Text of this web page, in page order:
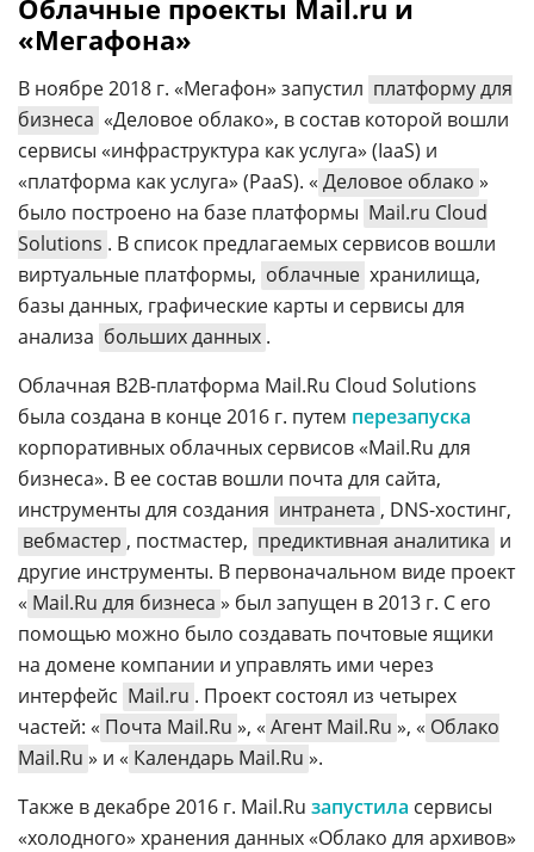
Облачные проекты Mail.ru и
«Мегафона»
В ноябре 2018 г. «Мегафон» запустил платформу для
бизнеса «Деловое облако», в состав которой вошли
сервисы «инфраструктура как услуга» (IaaS) и
«платформа как услуга» (PaaS). « Деловое облако »
было построено на базе платформы Mail.ru Cloud
Solutions . В список предлагаемых сервисов вошли
виртуальные платформы, облачные хранилища,
базы данных, графические карты и сервисы для
анализа больших данных .
Облачная B2B-платформа Mail.Ru Cloud Solutions
была создана в конце 2016 г. путем перезапуска
корпоративных облачных сервисов «Mail.Ru для
бизнеса». В ее состав вошли почта для сайта,
инструменты для создания интранета , DNS-хостинг,
вебмастер , постмастер, предиктивная аналитика и
другие инструменты. В первоначальном виде проект
« Mail.Ru для бизнеса » был запущен в 2013 г. С его
помощью можно было создавать почтовые ящики
на домене компании и управлять ими через
интерфейс Mail.ru . Проект состоял из четырех
частей: « Почта Mail.Ru », « Агент Mail.Ru », « Облако
Mail.Ru » и « Календарь Mail.Ru ».
Также в декабре 2016 г. Mail.Ru запустила сервисы
«холодного» хранения данных «Облако для архивов»